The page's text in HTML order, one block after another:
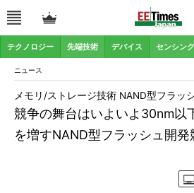
テクノロジー 先端技術 デバイス センシング
ニュース
競争の舞台はいよいよ30nm以
を増すNAND型フラッシュ開発
メモリ/ストレージ技術 NAND型フラッ